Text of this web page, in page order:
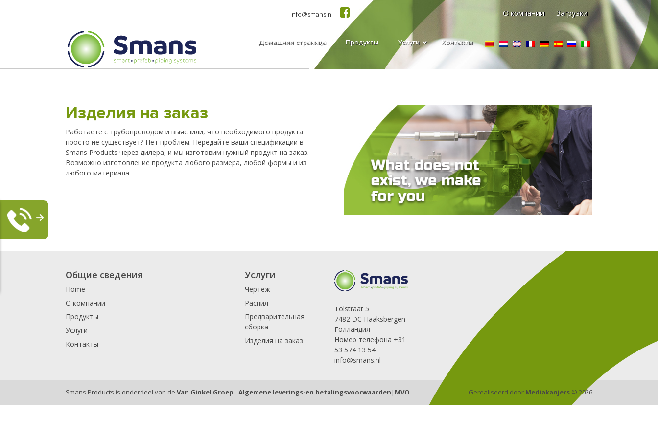
info@smans.nl О компании Загрузки
Домашняя страница Продукты Услуги Контакты
Изделия на заказ
Работаете с трубопроводом и выяснили, что необходимого продукта
просто не существует? Нет проблем. Передайте ваши спецификации в
Smans Products через дилера, и мы изготовим нужный продукт на заказ.
Возможно изготовление продукта любого размера, любой формы и из
любого материала.
Общие сведения
Home
О компании
Продукты
Услуги
Контакты
Услуги
Чертеж
Распил
Предварительная
сборка
Изделия на заказ
Tolstraat 5
7482 DC Haaksbergen
Голландия
Номер телефона +31
53 574 13 54
info@smans.nl
Smans Products is onderdeel van deVan Ginkel Groep -Algemene leverings-en betalingsvoorwaarden | MVO Gerealiseerd door Mediakanjers© 2026